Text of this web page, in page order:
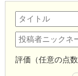
評価（任意の点数